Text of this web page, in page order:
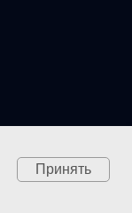
Принять